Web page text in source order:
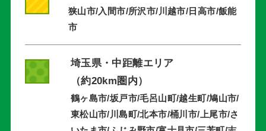
狭山市/入間市/所沢市/川越市/日高市/飯能
市
埼玉県・中距離エリア
（約20km圏内）
鶴ヶ島市/坂戸市/毛呂山町/越生町/鳩山市/
東松山市/川島町/北本市/桶川市/上尾市/さ